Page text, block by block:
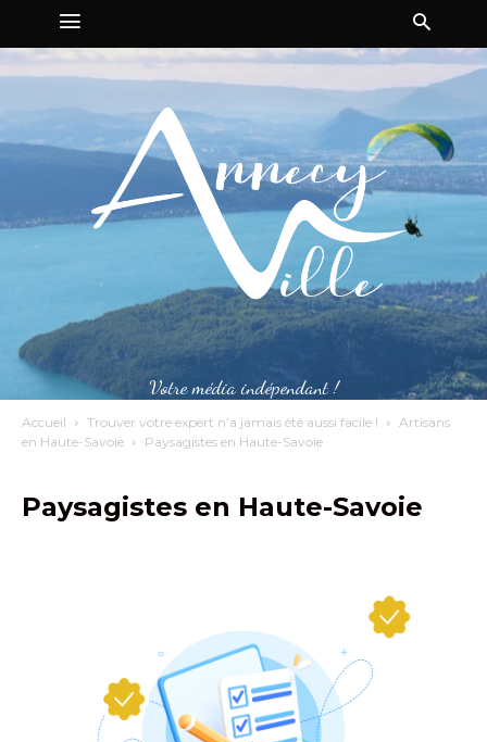
Votre média indépendant !
Accueil Trouver votre expert n’a jamais été aussi facile !
Artisans
en Haute-Savoie
Paysagistes en Haute-Savoie
Paysagistes en Haute-Savoie